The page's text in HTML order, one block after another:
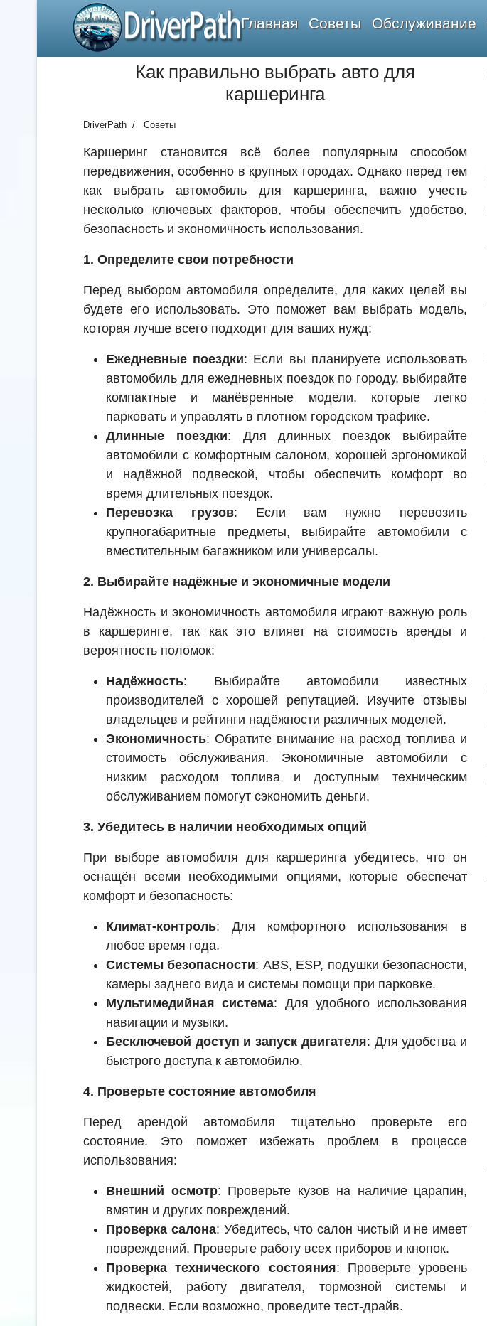
DriverPathГлавная Советы Обслуживание
Как правильно выбрать авто для
каршеринга
DriverPath Советы
Каршеринг становится всё более популярным способом
передвижения, особенно в крупных городах. Однако перед тем
как выбрать автомобиль для каршеринга, важно учесть
несколько ключевых факторов, чтобы обеспечить удобство,
безопасность и экономичность использования.
1. Определите свои потребности
Перед выбором автомобиля определите, для каких целей вы
будете его использовать. Это поможет вам выбрать модель,
которая лучше всего подходит для ваших нужд:
Ежедневные поездки: Если вы планируете использовать
автомобиль для ежедневных поездок по городу, выбирайте
компактные и манёвренные модели, которые легко
парковать и управлять в плотном городском трафике.
Длинные поездки: Для длинных поездок выбирайте
автомобили с комфортным салоном, хорошей эргономикой
и надёжной подвеской, чтобы обеспечить комфорт во
время длительных поездок.
Перевозка грузов: Если вам нужно перевозить
крупногабаритные предметы, выбирайте автомобили с
вместительным багажником или универсалы.
2. Выбирайте надёжные и экономичные модели
Надёжность и экономичность автомобиля играют важную роль
в каршеринге, так как это влияет на стоимость аренды и
вероятность поломок:
Надёжность: Выбирайте автомобили известных
производителей с хорошей репутацией. Изучите отзывы
владельцев и рейтинги надёжности различных моделей.
Экономичность: Обратите внимание на расход топлива и
стоимость обслуживания. Экономичные автомобили с
низким расходом топлива и доступным техническим
обслуживанием помогут сэкономить деньги.
3. Убедитесь в наличии необходимых опций
При выборе автомобиля для каршеринга убедитесь, что он
оснащён всеми необходимыми опциями, которые обеспечат
комфорт и безопасность:
Климат-контроль: Для комфортного использования в
любое время года.
Системы безопасности: ABS, ESP, подушки безопасности,
камеры заднего вида и системы помощи при парковке.
Мультимедийная система: Для удобного использования
навигации и музыки.
Бесключевой доступ и запуск двигателя: Для удобства и
быстрого доступа к автомобилю.
4. Проверьте состояние автомобиля
Перед арендой автомобиля тщательно проверьте его
состояние. Это поможет избежать проблем в процессе
использования:
Внешний осмотр: Проверьте кузов на наличие царапин,
вмятин и других повреждений.
Проверка салона: Убедитесь, что салон чистый и не имеет
повреждений. Проверьте работу всех приборов и кнопок.
Проверка технического состояния: Проверьте уровень
жидкостей, работу двигателя, тормозной системы и
подвески. Если возможно, проведите тест-драйв.